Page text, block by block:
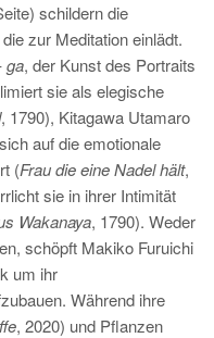
schildern die
zur Meditation einlädt.
ga, der Kunst des Portraits
sie als elegische
, 1790), Kitagawa Utamaro
auf die emotionale
(Frau die eine Nadel hält,
sie in ihrer Intimität
Wakanaya, 1790). Weder
schöpft Makiko Furuichi
um ihr
Während ihre
, 2020) und Pflanzen